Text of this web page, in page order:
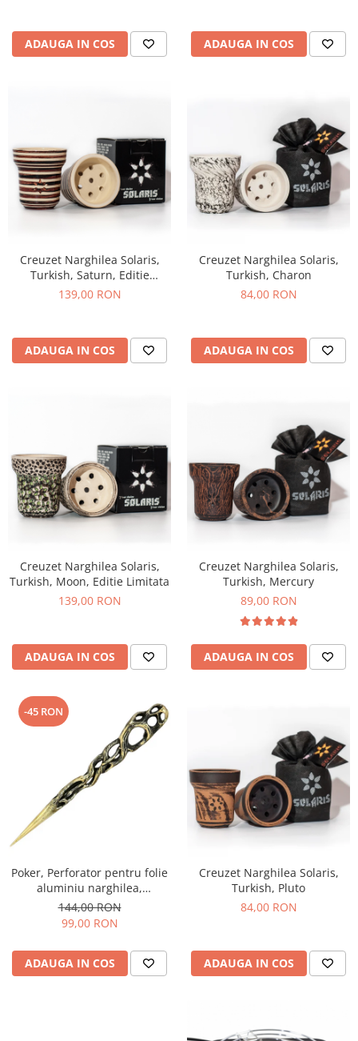
ADAUGA IN COS ADAUGA IN COS
Creuzet Narghilea Solaris,
Turkish, Saturn, Editie
Limitata
139,00 RON
ADAUGA IN COS
Creuzet Narghilea Solaris,
Turkish, Charon
84,00 RON
ADAUGA IN COS
Creuzet Narghilea Solaris,
Turkish, Moon, Editie Limitata
139,00 RON
ADAUGA IN COS
Creuzet Narghilea Solaris,
Turkish, Mercury
89,00 RON
ADAUGA IN COS
-45 RON
Poker, Perforator pentru folie
aluminiu narghilea,
Werkbund
144,00 RON
99,00 RON
ADAUGA IN COS
Creuzet Narghilea Solaris,
Turkish, Pluto
84,00 RON
ADAUGA IN COS